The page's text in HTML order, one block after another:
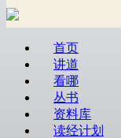
首页
讲道
看哪
丛书
资料库
读经计划